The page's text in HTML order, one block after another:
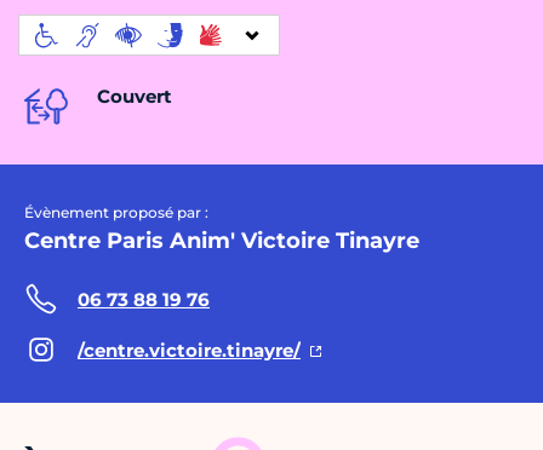
Couvert
Évènement proposé par :
Centre Paris Anim' Victoire Tinayre
06 73 88 19 76
/centre.victoire.tinayre/